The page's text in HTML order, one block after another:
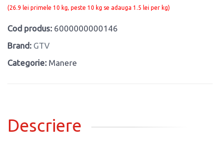
(26.9 lei primele 10 kg, peste 10 kg se adauga 1.5 lei per kg)
Cod produs: 6000000000146
Brand: GTV
Categorie: Manere
Descriere